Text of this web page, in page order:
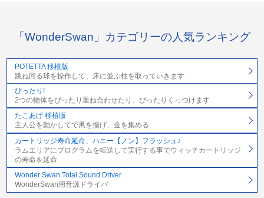
「WonderSwan」カテゴリーの人気ランキング
POTETTA 移植版
跳ね回る球を操作して、床に並ぶ柱を取っていきます
ぴったり!
2つの物体をぴったり重ね合わせたり、ぴったりくっつけます
たこあげ 移植版
主人公を動かしてで凧を揚げ、金を集める
カートリッジ寿命延命、ハニー【ノン】フラッシュ♪
ラムエリアにプログラムを転送して実行する事でウィッチカートリッジ
の寿命を延命
Wonder Swan Total Sound Driver
WonderSwan用音源ドライバ